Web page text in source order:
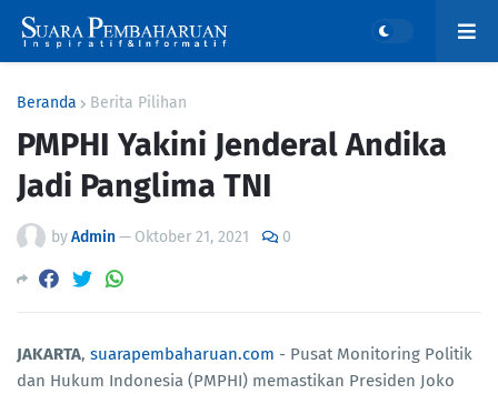
Beranda Berita Pilihan
PMPHI Yakini Jenderal Andika
Jadi Panglima TNI
byAdmin— Oktober 21, 2021 0
JAKARTA, suarapembaharuan.com - Pusat Monitoring Politik
dan Hukum Indonesia (PMPHI) memastikan Presiden Joko